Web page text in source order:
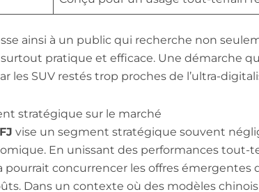
ainsi à un public qui recherche non
pratique et efficace. Une démarche
les SUV restés trop proches de l’ultra-
stratégique sur le marché
vise un segment stratégique souvent
En unissant des performances tout-
pourrait concurrencer les offres émergentes
Dans un contexte où des modèles